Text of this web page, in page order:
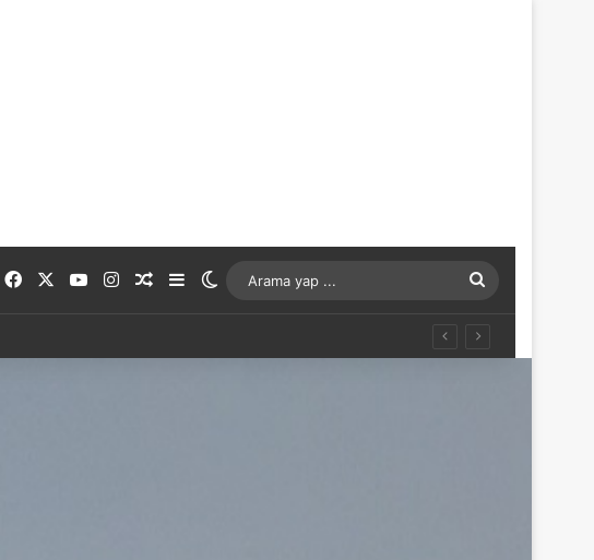
FacebookYouTubeInstagramRastgele Makale
Kenar Bölmesi
Dış görünümü değiştir
...